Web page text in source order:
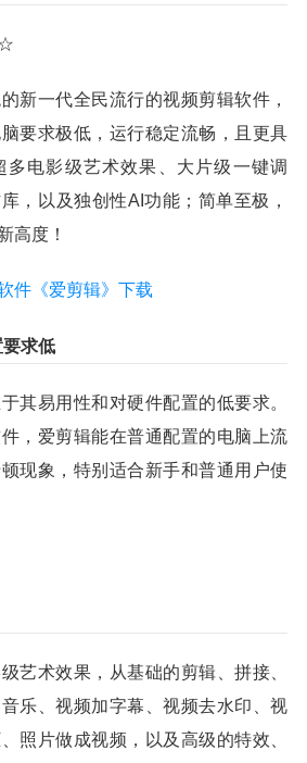
新一代全民流行的视频剪辑软件，
要求极低，运行稳定流畅，且更具
多电影级艺术效果、大片级一键调
，以及独创性AI功能；简单至极，
高度！
件《爱剪辑》下载
求低
其易用性和对硬件配置的低要求。
，爱剪辑能在普通配置的电脑上流
现象，特别适合新手和普通用户使
艺术效果，从基础的剪辑、拼接、
乐、视频加字幕、视频去水印、视
照片做成视频，以及高级的特效、